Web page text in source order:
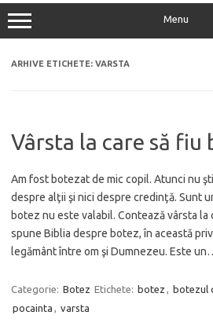
Menu
ARHIVE ETICHETE: VARSTA
Vârsta la care să fiu
Am fost botezat de mic copil. Atunci nu
despre alţii şi nici despre credinţă. Sunt
botez nu este valabil. Contează vârsta la
spune Biblia despre botez, în această
legământ între om şi Dumnezeu. Este
Categorie: Botez Etichete: botez botezul
pocainta
varsta